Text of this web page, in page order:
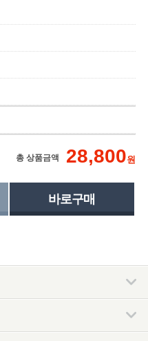
총 상품금액 28,800원